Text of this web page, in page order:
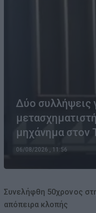
Δύο συλλήψεις
μηχάνημα στον
06/08/2026 , 11:56
Συνελήφθη 50χρονος
απόπειρα κλοπής